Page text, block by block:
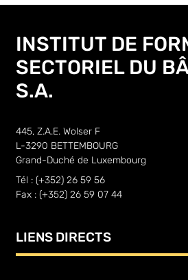
INSTITUT DE
SECTORIEL DU
S.A.
445, Z.A.E. Wolser F
L-3290 BETTEMBOURG
Grand-Duché de Luxembourg
Tél : (+352) 26 59 56
Fax : (+352) 26 59 07 44
LIENS DIRECTS